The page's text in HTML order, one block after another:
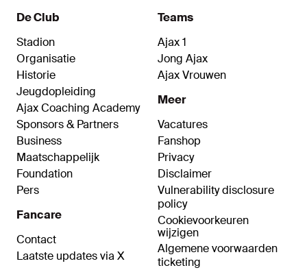
De Club
Stadion
Organisatie
Historie
Jeugdopleiding
Ajax Coaching Academy
Sponsors & Partners
Business
Maatschappelijk
Foundation
Pers
Fancare
Contact
Laatste updates via X
Teams
Ajax 1
Jong Ajax
Ajax Vrouwen
Meer
Vacatures
Fanshop
Privacy
Disclaimer
Vulnerability disclosure
policy
Cookievoorkeuren
wijzigen
Algemene voorwaarden
ticketing